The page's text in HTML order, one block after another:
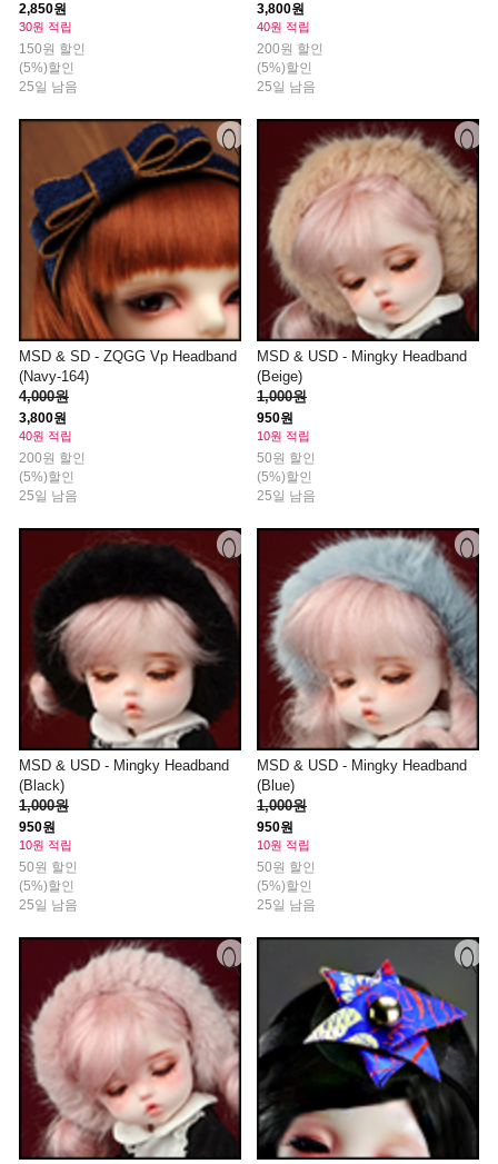
2,850원
30원 적립
150원 할인
(5%)할인
25일 남음
3,800원
40원 적립
200원 할인
(5%)할인
25일 남음
MSD & SD - ZQGG Vp Headband
(Navy-164)
4,000원
3,800원
40원 적립
200원 할인
(5%)할인
25일 남음
MSD & USD - Mingky Headband
(Beige)
1,000원
950원
10원 적립
50원 할인
(5%)할인
25일 남음
MSD & USD - Mingky Headband
(Black)
1,000원
950원
10원 적립
50원 할인
(5%)할인
25일 남음
MSD & USD - Mingky Headband
(Blue)
1,000원
950원
10원 적립
50원 할인
(5%)할인
25일 남음